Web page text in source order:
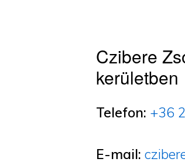
Czibere
kerületben
Telefon: +36
E-mail: